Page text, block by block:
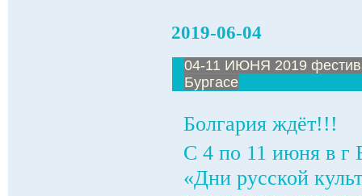
2019-06-04
04-11 ИЮНЯ 2019
Бургасе
Болгария ждёт!!!
С 4 по 11 июня в г
«Дни русской